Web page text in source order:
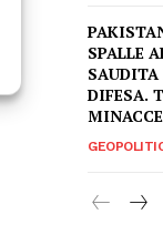
SPALLE
SAUDITA
DIFESA.